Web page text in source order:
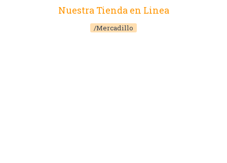
Nuestra Tienda en Linea
/Mercadillo